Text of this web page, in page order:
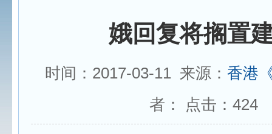
娥回复将搁置
时间：2017-03-11 来源： 香港
者： 点击： 424